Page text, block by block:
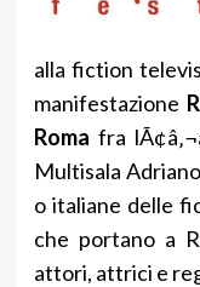
alla fiction
manifestazione
Roma fra
Multisala
o italiane delle
che portano a
attori, attrici e